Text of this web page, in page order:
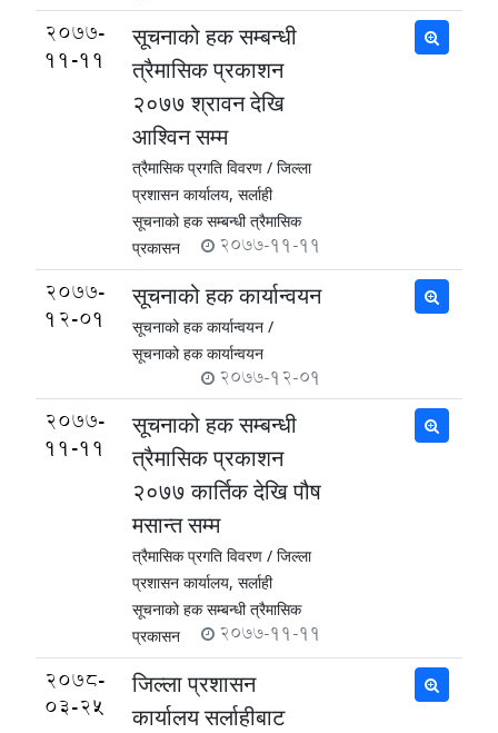
2077-
11-11
सूचनाको हक सम्बन्धी
त्रैमासिक प्रकाशन
२०७७ श्रावन देखि
आश्विन सम्म
त्रैमासिक प्रगति विवरण / जिल्ला
प्रशासन कार्यालय, सर्लाही
सूचनाको हक सम्बन्धी त्रैमासिक
प्रकासन
2077-11-11
2077-
12-01
सूचनाको हक कार्यान्वयन
सूचनाको हक कार्यान्वयन /
सूचनाको हक कार्यान्वयन
2077-12-01
2077-
11-11
सूचनाको हक सम्बन्धी
त्रैमासिक प्रकाशन
२०७७ कार्तिक देखि पौष
मसान्त सम्म
त्रैमासिक प्रगति विवरण / जिल्ला
प्रशासन कार्यालय, सर्लाही
सूचनाको हक सम्बन्धी त्रैमासिक
प्रकासन
2077-11-11
2078-
03-25
जिल्ला प्रशासन
कार्यालय सर्लाहीबाट